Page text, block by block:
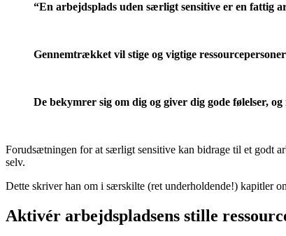
“En arbejdsplads uden særligt sensitive er en fattig
Gennemtrækket vil stige og vigtige
De bekymrer sig om dig og giver dig gode følelser,
Forudsætningen for at særligt sensitive kan bidrage til et godt
selv.
Dette skriver han om i særskilte (ret underholdende!) kapitler
Aktivér arbejdspladsens stille